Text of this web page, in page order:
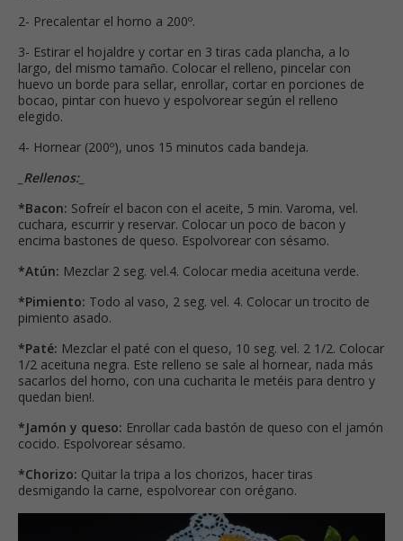
2- Precalentar el horno a 200º.
3- Estirar el hojaldre y cortar en 3 tiras cada plancha, a lo
largo, del mismo tamaño. Colocar el relleno, pincelar con
huevo un borde para sellar, enrollar, cortar en porciones de
bocao, pintar con huevo y espolvorear según el relleno
elegido.
4- Hornear (200º), unos 15 minutos cada bandeja.
_Rellenos:_
*Bacon: Sofreír el bacon con el aceite, 5 min. Varoma, vel.
cuchara, escurrir y reservar. Colocar un poco de bacon y
encima bastones de queso. Espolvorear con sésamo.
*Atún: Mezclar 2 seg. vel.4. Colocar media aceituna verde.
*Pimiento: Todo al vaso, 2 seg. vel. 4. Colocar un trocito de
pimiento asado.
*Paté: Mezclar el paté con el queso, 10 seg. vel. 2 1/2. Colocar
1/2 aceituna negra. Este relleno se sale al hornear, nada más
sacarlos del horno, con una cucharita le metéis para dentro y
quedan bien!.
*Jamón y queso: Enrollar cada bastón de queso con el jamón
cocido. Espolvorear sésamo.
*Chorizo: Quitar la tripa a los chorizos, hacer tiras
desmigando la carne, espolvorear con orégano.